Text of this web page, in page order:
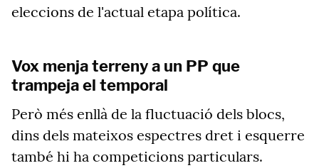
eleccions de l'actual etapa política.
Vox menja terreny a un PP que
trampeja el temporal
Però més enllà de la fluctuació dels blocs,
dins dels mateixos espectres dret i esquerre
també hi ha competicions particulars.